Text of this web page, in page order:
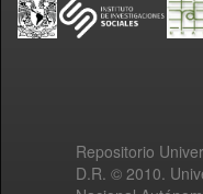
Repositorio
D.R. © 2010.